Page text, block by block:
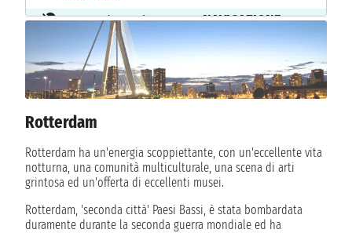
mercoledì 14 aprile 2027 NAVIGAZIONE
giovedì 15 aprile 2027
07:00 - 15:00
STAVANGER
venerdì 16 aprile 2027 NAVIGAZIONE
venerdì 16 aprile 2027
sabato 17 aprile 2027 NAVIGAZIONE
07:00 - 15:00
ROTTERDAM
Rotterdam
Rotterdam ha un'energia scoppiettante, con un'eccellente vita
notturna, una comunità multiculturale, una scena di arti
grintosa ed un'offerta di eccellenti musei.
Rotterdam, 'seconda città' Paesi Bassi, è stata bombardata
duramente durante la seconda guerra mondiale ed ha